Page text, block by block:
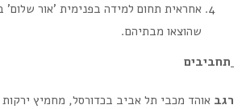
אחראית תחום למידה בפנימית 'אור שלום'
שהוצאו מבתיהם.
תחביבים
רגב אוהד מכבי תל אביב בכדורסל, מחמיץ